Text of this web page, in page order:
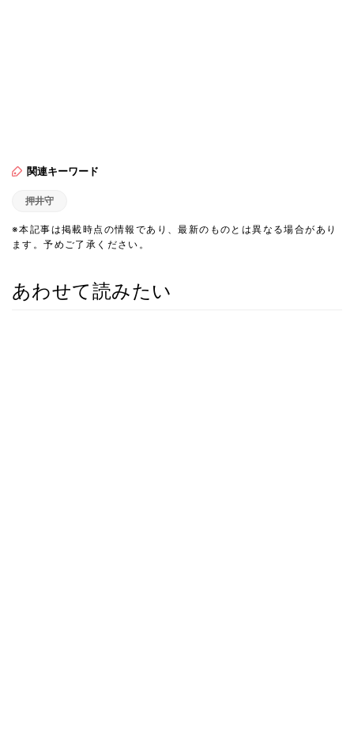
関連キーワード
押井守
※本記事は掲載時点の情報であり、最新のものとは異なる場合があり
ます。予めご了承ください。
あわせて読みたい